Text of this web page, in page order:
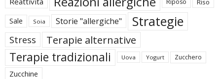
Riso
Sale Soia Storie "allergiche" Strategie
Stress Terapie alternative
Terapie tradizionali Uova Yogurt Zucchero
Zucchine